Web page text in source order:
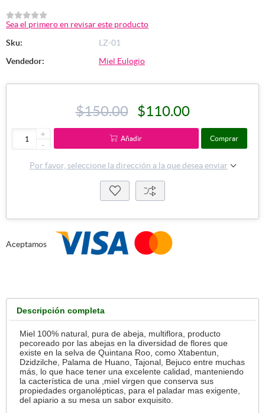
Sea el primero en revisar este producto
Sku:
LZ-01
Vendedor:
Miel Eulogio
$150.00 $110.00
+
-
Añadir Comprar
Por favor, seleccione la dirección a la que desea enviar
Aceptamos
Descripción completa
Miel 100% natural, pura de abeja, multiflora, producto
pecoreado por las abejas en la diversidad de flores que
existe en la selva de Quintana Roo, como Xtabentun,
Dzidzilche, Palama de Huano, Tajonal, Bejuco entre muchas
más, lo que hace tener una excelente calidad, manteniendo
la cacterística de una ,miel virgen que conserva sus
propiedades organolépticas, para el paladar mas exigente,
del apiario a su mesa un sabor exquisito.